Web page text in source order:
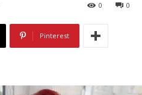
0
0
Pinterest